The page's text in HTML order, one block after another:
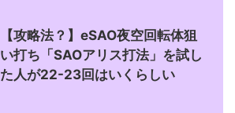
【攻略法？】eSAO夜空回転体狙
い打ち「SAOアリス打法」を試し
た人が22-23回はいくらしい